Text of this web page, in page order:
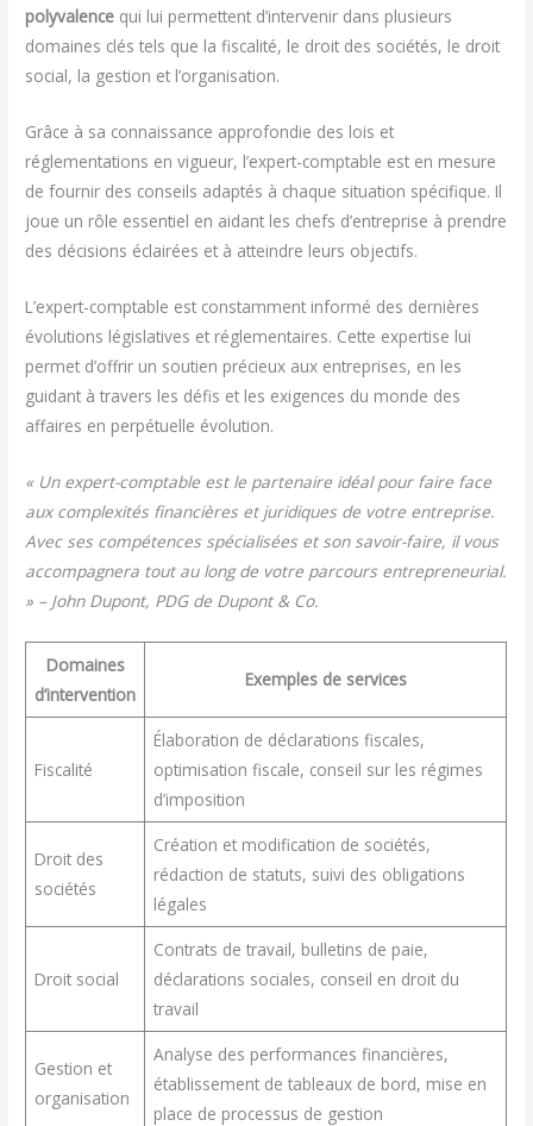
polyvalence qui lui permettent d’intervenir dans plusieurs
domaines clés tels que la fiscalité, le droit des sociétés, le droit
social, la gestion et l’organisation.
Grâce à sa connaissance approfondie des lois et
réglementations en vigueur, l’expert-comptable est en mesure
de fournir des conseils adaptés à chaque situation spécifique. Il
joue un rôle essentiel en aidant les chefs d’entreprise à prendre
des décisions éclairées et à atteindre leurs objectifs.
L’expert-comptable est constamment informé des dernières
évolutions législatives et réglementaires. Cette expertise lui
permet d’offrir un soutien précieux aux entreprises, en les
guidant à travers les défis et les exigences du monde des
affaires en perpétuelle évolution.
« Un expert-comptable est le partenaire idéal pour faire face
aux complexités financières et juridiques de votre entreprise.
Avec ses compétences spécialisées et son savoir-faire, il vous
accompagnera tout au long de votre parcours entrepreneurial.
» – John Dupont, PDG de Dupont & Co.
Domaines
d’intervention
Exemples de services
Fiscalité
Élaboration de déclarations fiscales,
optimisation fiscale, conseil sur les régimes
d’imposition
Droit des
sociétés
Création et modification de sociétés,
rédaction de statuts, suivi des obligations
légales
Droit social
Contrats de travail, bulletins de paie,
déclarations sociales, conseil en droit du
travail
Gestion et
organisation
Analyse des performances financières,
établissement de tableaux de bord, mise en
place de processus de gestion